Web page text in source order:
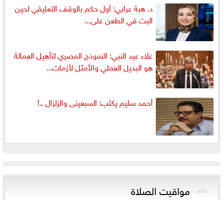
د. هبة عرابي: أول حكم بالوقف التعليقي لحين
البت في الطعن على...
علاء عبد النبي: النموذج المصري لتأهيل العمالة
هو البديل العملي والأمثل لأزمات...
أحمد سليم يكتب: السبعينى والزلزال ..!
مواقيت الصلاة